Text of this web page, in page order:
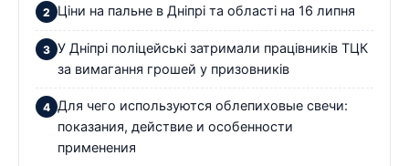
Ціни на пальне в Дніпрі та області на 16 липня
У Дніпрі поліцейські затримали працівників ТЦК
за вимагання грошей у призовників
Для чего используются облепиховые свечи:
показания, действие и особенности
применения